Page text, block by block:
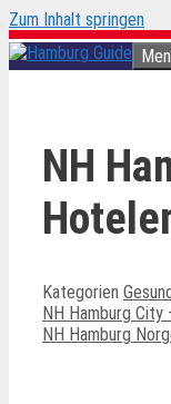
Zum Inhalt springen
NH
Kategorien
NH Hamburg
NH Hamburg